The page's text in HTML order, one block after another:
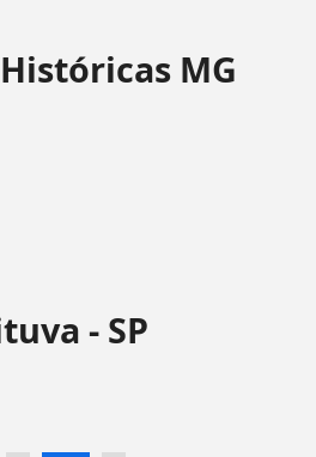
MG
- SP